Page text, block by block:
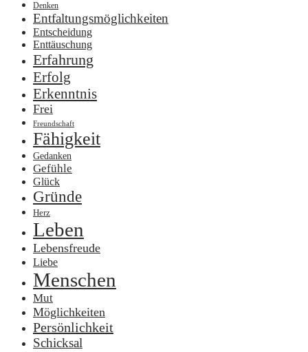
Denken
Entfaltungsmöglichkeiten
Entscheidung
Enttäuschung
Erfahrung
Erfolg
Erkenntnis
Frei
Freundschaft
Fähigkeit
Gedanken
Gefühle
Glück
Gründe
Herz
Leben
Lebensfreude
Liebe
Menschen
Mut
Möglichkeiten
Persönlichkeit
Schicksal